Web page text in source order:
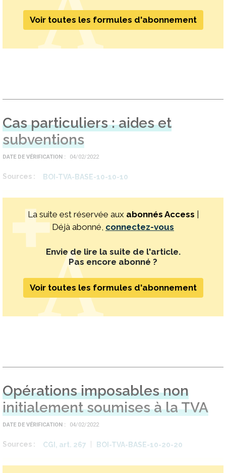
Voir toutes les formules d'abonnement
Cas particuliers : aides et
subventions
DATE DE VÉRIFICATION 04/02/2022
Sources BOI-TVA-BASE-10-10-10
La suite est réservée aux abonnés Access
Déjà abonné, connectez-vous
Envie de lire la suite de l'article.
Pas encore abonné ?
Voir toutes les formules d'abonnement
Opérations imposables non
initialement soumises à la TVA
DATE DE VÉRIFICATION 04/02/2022
Sources CGI, art. 267 BOI-TVA-BASE-10-20-20